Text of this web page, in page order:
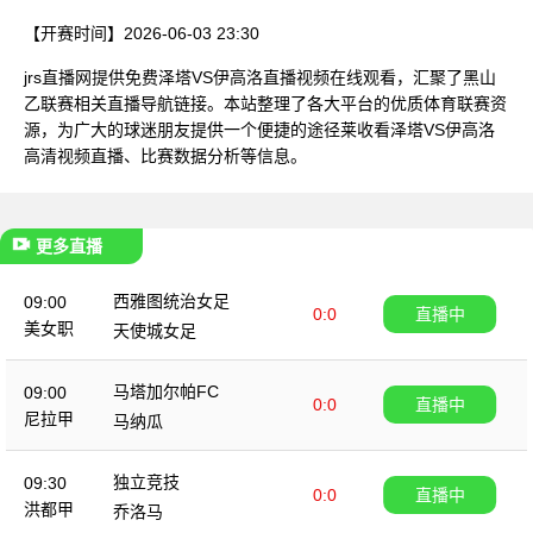
【开赛时间】 2026-06-03 23:30
jrs直播网提供免费泽塔VS伊高洛直播视频在线观看，汇聚了黑山
乙联赛相关直播导航链接。本站整理了各大平台的优质体育联赛资
源，为广大的球迷朋友提供一个便捷的途径莱收看泽塔VS伊高洛
高清视频直播、比赛数据分析等信息。
更多直播
09:00
美女职
西雅图统治女足
0:0
天使城女足
直播中
09:00
尼拉甲
马塔加尔帕FC
0:0
马纳瓜
直播中
09:30
洪都甲
独立竞技
0:0
乔洛马
直播中